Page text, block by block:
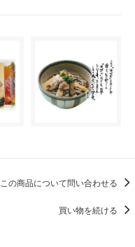
この商品について問い合わせる
買い物を続ける